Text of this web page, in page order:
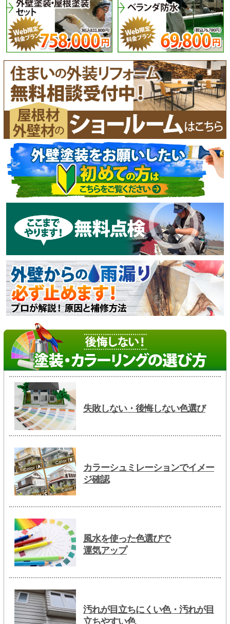
失敗しない・後悔しない色選び
カラーシュミレーションでイメー
ジ確認
風水を使った色選びで
運気アップ
汚れが目立ちにくい色・汚れが目
立ちやすい色